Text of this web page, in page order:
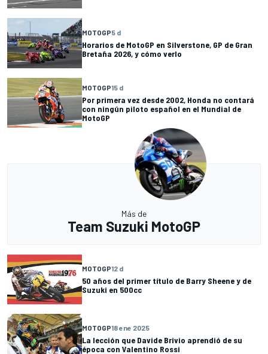
MOTOGP5 d
Horarios de MotoGP en Silverstone, GP de Gran
Bretaña 2026, y cómo verlo
MOTOGP15 d
Por primera vez desde 2002, Honda no contará
con ningún piloto español en el Mundial de
MotoGP
Más de
Team Suzuki MotoGP
MOTOGP12 d
50 años del primer título de Barry Sheene y de
Suzuki en 500cc
MOTOGP18 ene 2025
La lección que Davide Brivio aprendió de su
época con Valentino Rossi